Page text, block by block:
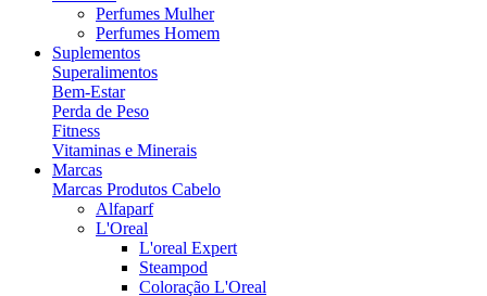
Perfumes Mulher
Perfumes Homem
Suplementos
Superalimentos
Bem-Estar
Perda de Peso
Fitness
Vitaminas e Minerais
Marcas
Marcas Produtos Cabelo
Alfaparf
L'Oreal
L'oreal Expert
Steampod
Coloração L'Oreal